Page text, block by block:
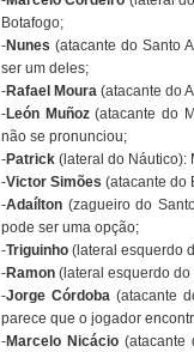
Botafogo;
-Nunes (atacante do Santo
ser um deles;
-Rafael Moura (atacante do
-León Muñoz(atacante do
não se pronunciou;
-Patrick (lateral do Náutico):
-Victor Simões (atacante do
-Adaílton (zagueiro do
pode ser uma opção;
-Triguinho (lateral esquerdo
-Ramon (lateral esquerdo
-Jorge Córdoba(atacante
parece que o jogador
-Marcelo Nicácio (atacante